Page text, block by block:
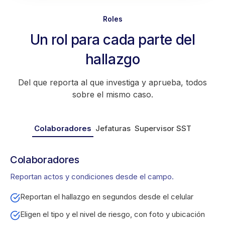
Roles
Un rol para cada parte del
hallazgo
Del que reporta al que investiga y aprueba, todos
sobre el mismo caso.
Colaboradores Jefaturas Supervisor SST
Colaboradores
Reportan actos y condiciones desde el campo.
Reportan el hallazgo en segundos desde el celular
Eligen el tipo y el nivel de riesgo, con foto y ubicación